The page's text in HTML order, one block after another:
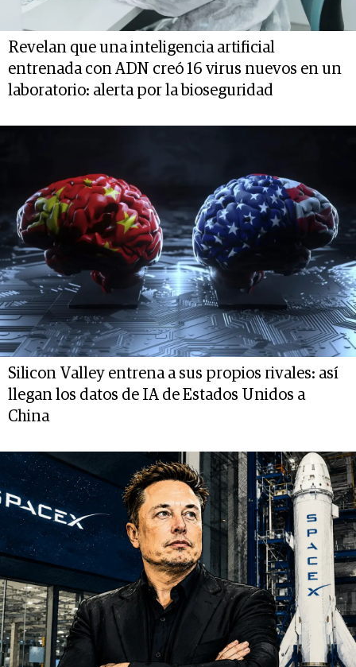
Revelan que una inteligencia artificial
entrenada con ADN creó 16 virus nuevos en un
laboratorio: alerta por la bioseguridad
Silicon Valley entrena a sus propios rivales: así
llegan los datos de IA de Estados Unidos a
China